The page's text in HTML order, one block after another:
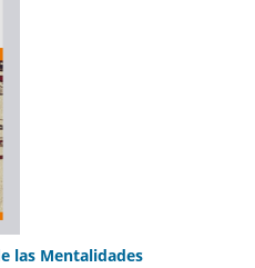
las Mentalidades